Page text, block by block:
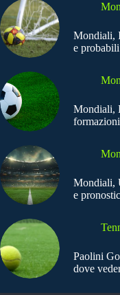
Mondiali,
e
Mondiali,
Mondiali,
e
Paolini
dove